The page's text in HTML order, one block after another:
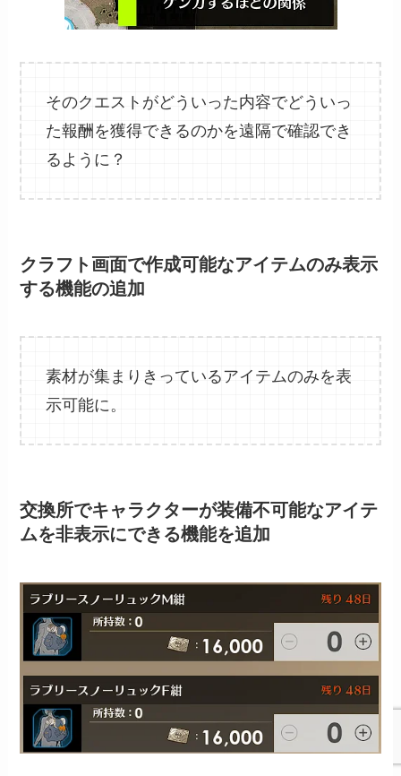
そのクエストがどういった内容でどういっ
た報酬を獲得できるのかを遠隔で確認でき
るように？
クラフト画面で作成可能なアイテムのみ表示
する機能の追加
素材が集まりきっているアイテムのみを表
示可能に。
交換所でキャラクターが装備不可能なアイテ
ムを非表示にできる機能を追加